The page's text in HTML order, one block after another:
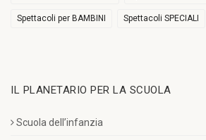
Spettacoli per BAMBINI Spettacoli SPECIALI
IL PLANETARIO PER LA SCUOLA
Scuola dell’infanzia